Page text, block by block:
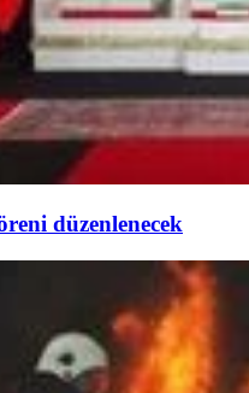
düzenlenecek